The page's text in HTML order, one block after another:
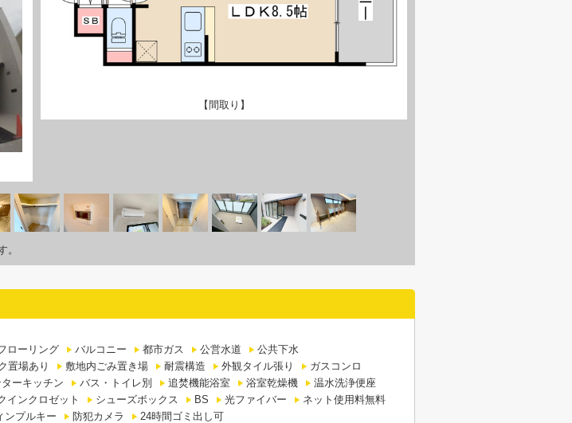
【間取り】
。
ローリング バルコニー 都市ガス 公営水道
公共下水
置場あり 敷地内ごみ置き場 耐震構造 外観タイル張り
ガスコンロ
ーキッチン バス・トイレ別 追焚機能浴室 浴室乾燥機
温水洗浄便座
インクロゼット シューズボックス BS 光ファイバー
ネット使用料無料
ンプルキー 防犯カメラ 24時間ゴミ出し可